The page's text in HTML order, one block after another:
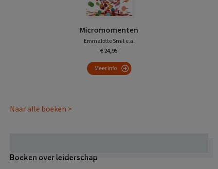
Micromomenten
Emmalotte Smit e.a.
€ 24,95
Meer info
Naar alle boeken >
Boeken over leiderschap